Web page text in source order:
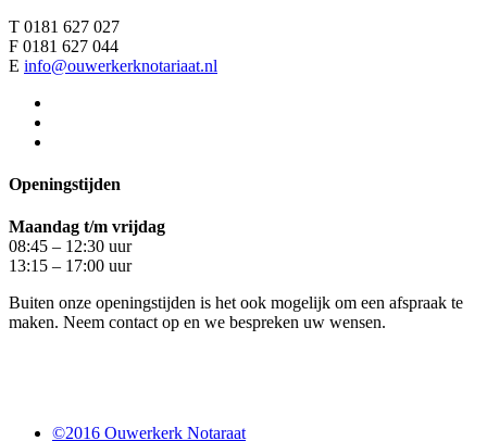
T 0181 627 027
F 0181 627 044
E info@ouwerkerknotariaat.nl
Openingstijden
Maandag t/m vrijdag
08:45 – 12:30 uur
13:15 – 17:00 uur
Buiten onze openingstijden is het ook mogelijk om een afspraak te
maken. Neem contact op en we bespreken uw wensen.
©2016 Ouwerkerk Notaraat